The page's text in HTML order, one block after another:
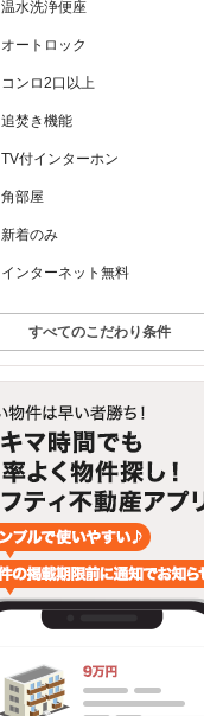
温水洗浄便座
オートロック
コンロ2口以上
追焚き機能
TV付インターホン
角部屋
新着のみ
インターネット無料
すべてのこだわり条件